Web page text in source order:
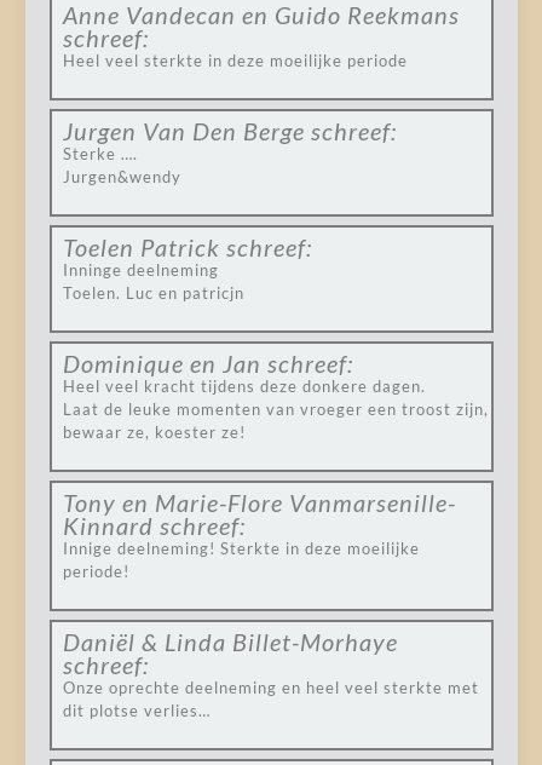
Anne Vandecan en Guido Reekmans
schreef:
Heel veel sterkte in deze moeilijke periode
Jurgen Van Den Berge schreef:
Sterke ….
Jurgen&wendy
Toelen Patrick schreef:
Inninge deelneming
Toelen. Luc en patricjn
Dominique en Jan schreef:
Heel veel kracht tijdens deze donkere dagen.
Laat de leuke momenten van vroeger een troost zijn,
bewaar ze, koester ze!
Tony en Marie-Flore Vanmarsenille-
Kinnard schreef:
Innige deelneming! Sterkte in deze moeilijke
periode!
Daniël & Linda Billet-Morhaye
schreef:
Onze oprechte deelneming en heel veel sterkte met
dit plotse verlies…